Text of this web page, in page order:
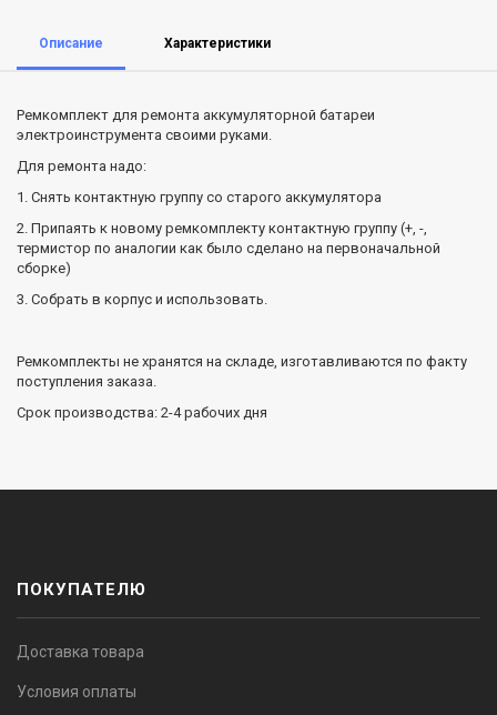
Описание Характеристики
Ремкомплект для ремонта аккумуляторной батареи
электроинструмента своими руками.
Для ремонта надо:
1. Снять контактную группу со старого аккумулятора
2. Припаять к новому ремкомплекту контактную группу (+, -,
термистор по аналогии как было сделано на первоначальной
сборке)
3. Собрать в корпус и использовать.
Ремкомплекты не хранятся на складе, изготавливаются по факту
поступления заказа.
Срок производства: 2-4 рабочих дня
ПОКУПАТЕЛЮ
Доставка товара
Условия оплаты